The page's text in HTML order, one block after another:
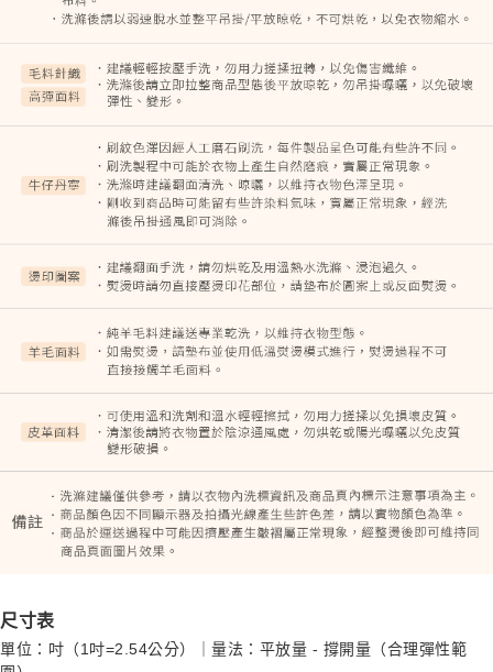
尺寸表
單位：吋（1吋=2.54公分）｜量法：平放量 - 撐開量（合理彈性範